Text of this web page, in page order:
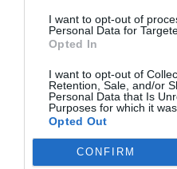
I want to opt-out of
Personal Data for
Opted In
I want to opt-out of
Retention, Sale, and/or
Personal Data that Is
Purposes for which it
Opted Out
CONFIRM